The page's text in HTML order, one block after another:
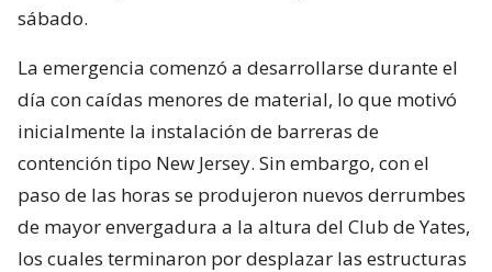
sábado.
La emergencia comenzó a desarrollarse durante el
día con caídas menores de material, lo que motivó
inicialmente la instalación de barreras de
contención tipo New Jersey. Sin embargo, con el
paso de las horas se produjeron nuevos derrumbes
de mayor envergadura a la altura del Club de Yates,
los cuales terminaron por desplazar las estructuras